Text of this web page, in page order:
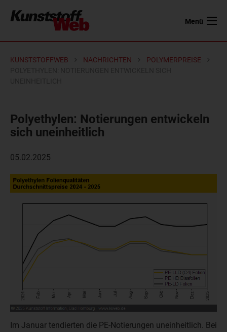
Menü
KUNSTSTOFFWEB NACHRICHTEN
POLYMERPREISE
Polyethylen: Notierungen entwickeln
sich uneinheitlich
05.02.2025
Im Januar tendierten die PE-Notierungen uneinheitlich. Bei